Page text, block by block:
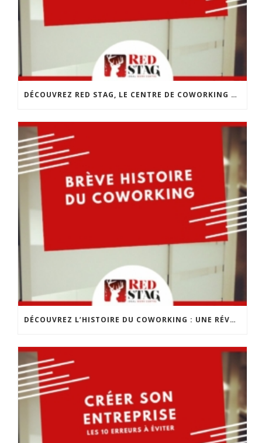
DÉCOUVREZ RED STAG, LE CENTRE DE COWORKING DE CHOLET
DÉCOUVREZ L’HISTOIRE DU COWORKING : UNE RÉVOLUTION DANS LE MONDE DU TRAVAIL